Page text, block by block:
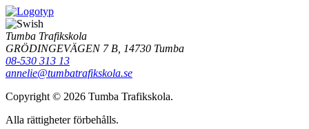
Tumba Trafikskola
GRÖDINGEVÄGEN 7 B, 14730 Tumba
08-530 313 13
annelie@tumbatrafikskola.se
Copyright © 2026 Tumba Trafikskola.
Alla rättigheter förbehålls.